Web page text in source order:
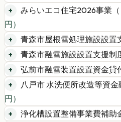
みらいエコ住宅2026事業（
円）
青森市屋根雪処理施設設置
青森市融雪施設設置支援制
弘前市融雪装置設置資金貸
八戸市 水洗便所改造等資
円）
浄化槽設置整備事業費補助